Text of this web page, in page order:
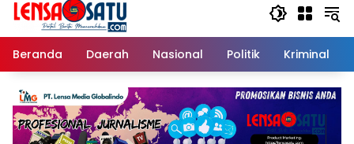
Beranda Daerah Nasional Politik Kriminal